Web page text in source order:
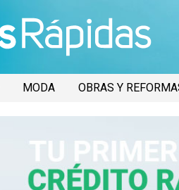
MODA OBRAS Y